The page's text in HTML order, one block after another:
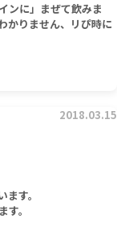
ンに」まぜて飲みま
かりません、リぴ時に
2018.03.15
す。
。